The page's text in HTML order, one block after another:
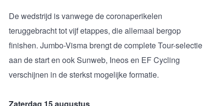
De wedstrijd is vanwege de coronaperikelen
teruggebracht tot vijf etappes, die allemaal bergop
finishen. Jumbo-Visma brengt de complete Tour-selectie
aan de start en ook Sunweb, Ineos en EF Cycling
verschijnen in de sterkst mogelijke formatie.